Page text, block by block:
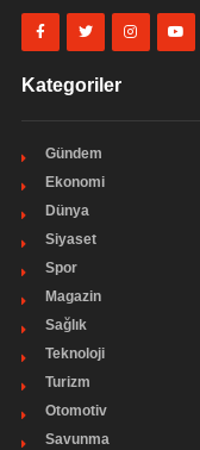
Kategoriler
Gündem
Ekonomi
Dünya
Siyaset
Spor
Magazin
Sağlık
Teknoloji
Turizm
Otomotiv
Savunma